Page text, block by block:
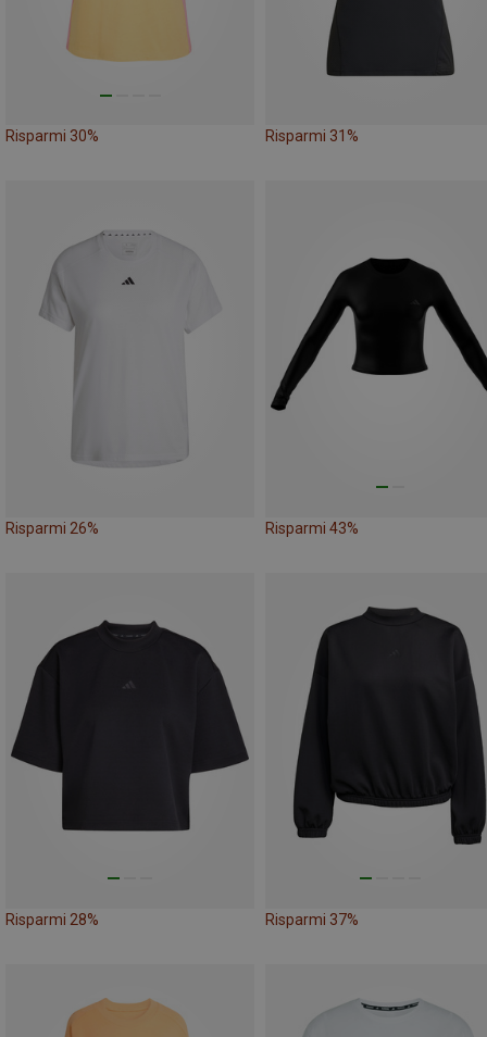
Risparmi 30% Risparmi 31%
Risparmi 26% Risparmi 43%
Risparmi 28% Risparmi 37%